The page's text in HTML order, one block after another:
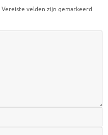
Vereiste velden zijn gemarkeerd